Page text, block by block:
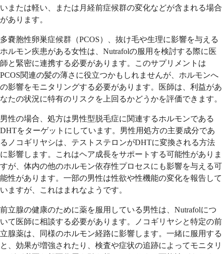
いまたは軽い、または月経前症候群の変化などが含まれる場合
があります。
多嚢胞性卵巣症候群（PCOS）、抜け毛や生理に影響を与える
ホルモン疾患がある女性は、Nutrafolの服用を検討する際に医
師と緊密に連携する必要があります。このサプリメントは
PCOS関連の髪の薄さに役立つかもしれませんが、ホルモンへ
の影響をモニタリングする必要があります。医師は、利益があ
なたの状況に特有のリスクを上回るかどうかを評価できます。
男性の場合、処方は男性型脱毛症に関連するホルモンである
DHTをターゲットにしています。男性用処方の主要成分であ
るノコギリヤシは、テストステロンがDHTに変換される方法
に影響します。これはヘア成長をサポートする可能性がありま
すが、体内の他のホルモン依存性プロセスにも影響を与える可
能性があります。一部の男性は性欲や性機能の変化を報告して
いますが、これはまれなようです。
前立腺の健康のために薬を服用している男性は、Nutrafolにつ
いて医師に相談する必要があります。ノコギリヤシと特定の前
立腺薬は、同様のホルモン経路に影響します。一緒に服用する
と、効果が増強されたり、検査や症状の追跡によってモニタリ